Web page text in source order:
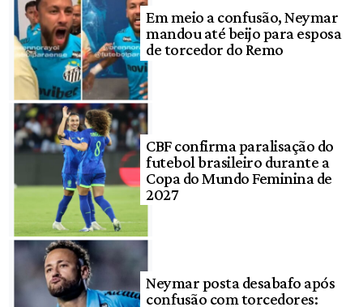
Em meio a confusão, Neymar
mandou até beijo para esposa
de torcedor do Remo
CBF confirma paralisação do
futebol brasileiro durante a
Copa do Mundo Feminina de
2027
Neymar posta desabafo após
confusão com torcedores: